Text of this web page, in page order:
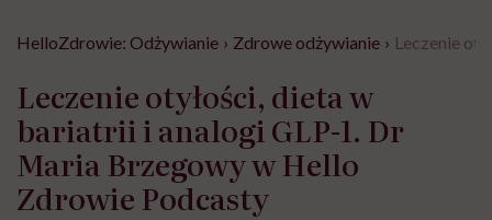
HelloZdrowie: Odżywianie › Zdrowe odżywianie › Leczenie
Leczenie otyłości, dieta w
bariatrii i analogi GLP-1. Dr
Maria Brzegowy w Hello
Zdrowie Podcasty